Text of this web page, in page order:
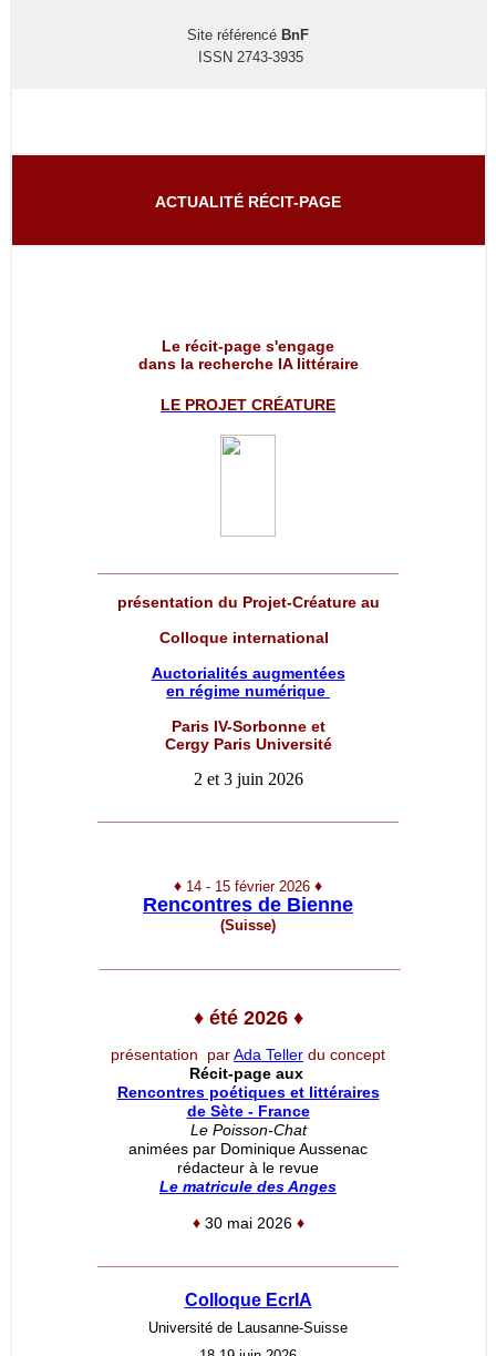
Site référencé BnF
ISSN 2743-3935
ACTUALITÉ RÉCIT-PAGE
Le récit-page s'engage
dans la recherche IA littéraire
LE PROJET CRÉATURE
présentation du Projet-Créature au
Colloque international
Auctorialités augmentées
en régime numérique
Paris IV-Sorbonne et
Cergy Paris Université
2 et 3 juin 2026
♦ 14 - 15 février 2026 ♦
Rencontres de Bienne
(Suisse)
♦été 2026 ♦
présentation parAda Teller du concept
Récit-page aux
Rencontres poétiques et littéraires
de Sète - France
Le Poisson-Chat
animées par Dominique Aussenac
rédacteur à le revue
Le matricule des Anges
♦ 30 mai 2026 ♦
Colloque EcrIA
Université de Lausanne-Suisse